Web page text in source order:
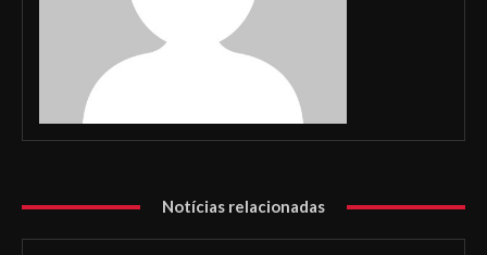
Notícias relacionadas